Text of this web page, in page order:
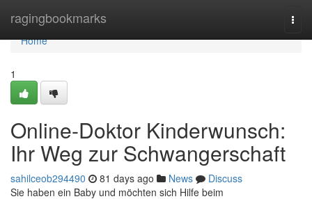
ragingbookmarks
Home
Home
1
Online-Doktor Kinderwunsch:
Ihr Weg zur Schwangerschaft
sahilceob294490 81 days ago News
Discuss
Sie haben ein Baby und möchten sich Hilfe beim